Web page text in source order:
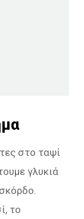
στο ταψί
γλυκιά
το